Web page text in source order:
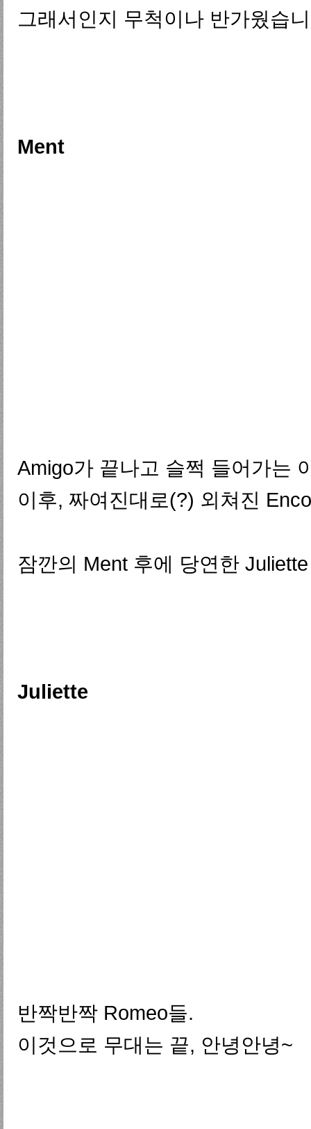
그래서인지 무척이나 반가웠습
Ment
Amigo가 끝나고 슬쩍 들어가는
이후, 짜여진대로(?) 외쳐진
잠깐의 Ment 후에 당연한
Juliette
반짝반짝 Romeo들.
이것으로 무대는 끝, 안녕안녕~